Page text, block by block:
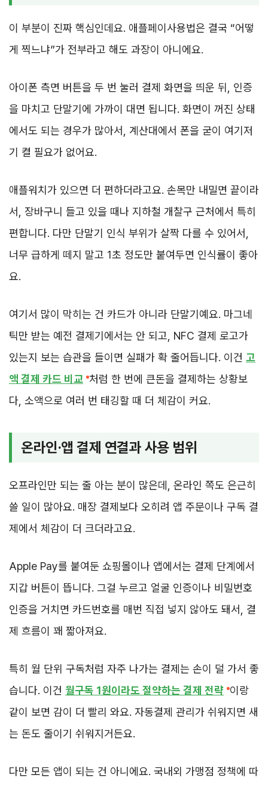
이 부분이 진짜 핵심인데요. 애플페이사용법은 결국 “어떻
게 찍느냐”가 전부라고 해도 과장이 아니에요.
아이폰 측면 버튼을 두 번 눌러 결제 화면을 띄운 뒤, 인증
을 마치고 단말기에 가까이 대면 됩니다. 화면이 꺼진 상태
에서도 되는 경우가 많아서, 계산대에서 폰을 굳이 여기저
기 켤 필요가 없어요.
애플워치가 있으면 더 편하더라고요. 손목만 내밀면 끝이라
서, 장바구니 들고 있을 때나 지하철 개찰구 근처에서 특히
편합니다. 다만 단말기 인식 부위가 살짝 다를 수 있어서,
너무 급하게 떼지 말고 1초 정도만 붙여두면 인식률이 좋아
요.
여기서 많이 막히는 건 카드가 아니라 단말기예요. 마그네
틱만 받는 예전 결제기에서는 안 되고, NFC 결제 로고가
있는지 보는 습관을 들이면 실패가 확 줄어듭니다. 이건 고
액 결제 카드 비교 처럼 한 번에 큰돈을 결제하는 상황보
다, 소액으로 여러 번 태깅할 때 더 체감이 커요.
온라인·앱 결제 연결과 사용 범위
오프라인만 되는 줄 아는 분이 많은데, 온라인 쪽도 은근히
쓸 일이 많아요. 매장 결제보다 오히려 앱 주문이나 구독 결
제에서 체감이 더 크더라고요.
Apple Pay를 붙여둔 쇼핑몰이나 앱에서는 결제 단계에서
지갑 버튼이 뜹니다. 그걸 누르고 얼굴 인증이나 비밀번호
인증을 거치면 카드번호를 매번 직접 넣지 않아도 돼서, 결
제 흐름이 꽤 짧아져요.
특히 월 단위 구독처럼 자주 나가는 결제는 손이 덜 가서 좋
습니다. 이건 월구독 1원이라도 절약하는 결제 전략 이랑
같이 보면 감이 더 빨리 와요. 자동결제 관리가 쉬워지면 새
는 돈도 줄이기 쉬워지거든요.
다만 모든 앱이 되는 건 아니에요. 국내외 가맹점 정책에 따